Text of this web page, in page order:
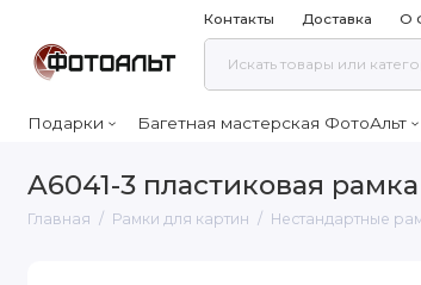
Контакты Доставка О
Подарки Багетная мастерская ФотоАльт
A6041-3 пластиковая
Главная Рамки для картин Нестандартные